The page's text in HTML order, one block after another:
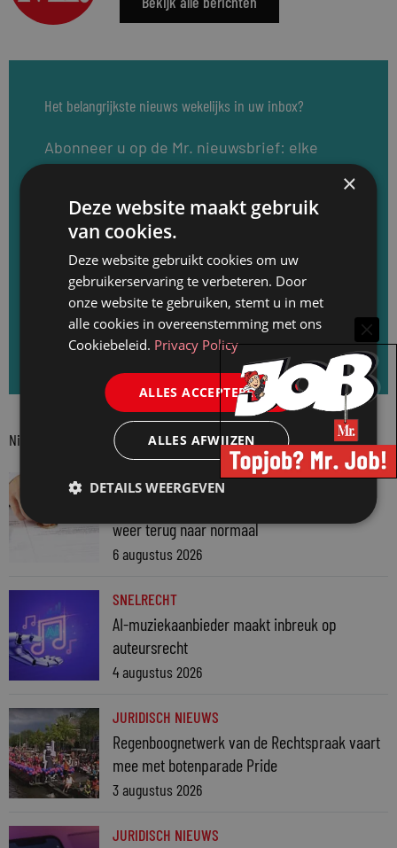
Het belangrijkste nieuws wekelijks in uw inbox?
Abonneer u op de Mr. nieuwsbrief: elke
nieuws van de afgelopen week, de laatste
loopbaanwijzigingen en de recentste
vacatures. Meld u direct aan en ontvang
elke dinsdag de Mr. nieuwsbrief.
Aanmelden voor de Mr. nieuwsbrief
Nieuwste berichten
JURIDISCH NIEUWS
weer terug naar normaal
6 augustus 2026
SNELRECHT
AI-muziekaanbieder maakt inbreuk op
auteursrecht
4 augustus 2026
JURIDISCH NIEUWS
Regenboognetwerk van de Rechtspraak vaart
mee met botenparade Pride
3 augustus 2026
JURIDISCH NIEUWS
×
Deze website maakt gebruik
van cookies.
Deze website gebruikt cookies om uw
gebruikerservaring te verbeteren. Door
onze website te gebruiken, stemt u in met
alle cookies in overeenstemming met ons
Cookiebeleid. Privacy Policy
ALLES ACCEPTEREN
ALLES AFWIJZEN
DETAILS WEERGEVEN